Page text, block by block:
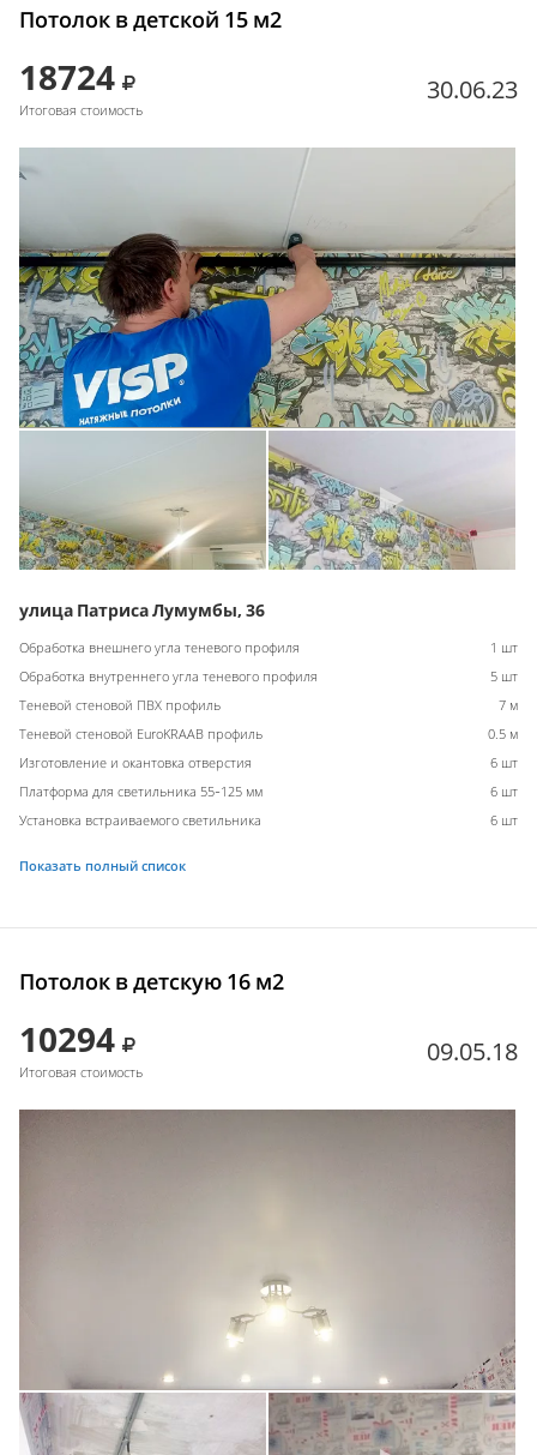
Потолок в детской 15 м2
18724
Итоговая стоимость
30.06.23
улица Патриса Лумумбы, 36
Обработка внешнего угла теневого профиля
1 шт
Обработка внутреннего угла теневого профиля
5 шт
Теневой стеновой ПВХ профиль
7 м
Теневой стеновой EuroKRAAB профиль
0.5 м
Изготовление и окантовка отверстия
6 шт
Платформа для светильника 55-125 мм
6 шт
Установка встраиваемого светильника
6 шт
Показать полный список
Потолок в детскую 16 м2
10294
Итоговая стоимость
09.05.18